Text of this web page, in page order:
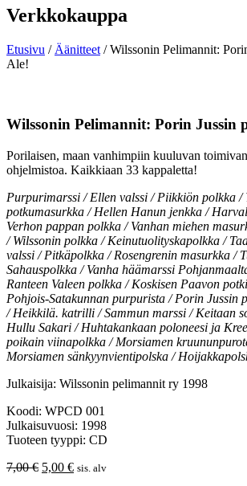
Verkkokauppa
Etusivu / Äänitteet / Wilssonin Pelimannit:
Ale!
Wilssonin Pelimannit: Porin Jussin
Porilaisen, maan vanhimpiin kuuluvan
ohjelmistoa. Kaikkiaan 33 kappaletta!
Purpurimarssi / Ellen valssi / Piikkiön polkka /
potkumasurkka / Hellen Hanun jenkka /
Verhon pappan polkka / Vanhan miehen
/ Wilssonin polkka / Keinutuolityskapolkka /
valssi / Pitkäpolkka / Rosengrenin masurkka /
Sahauspolkka / Vanha häämarssi
Ranteen Valeen polkka / Koskisen Paavon
Pohjois-Satakunnan purpurista / Porin Jussin
/ Heikkilä. katrilli / Sammun marssi / Keitaan
Hullu Sakari / Huhtakankaan poloneesi ja
poikain viinapolkka / Morsiamen
Morsiamen sänkyynvientipolska /
Julkaisija: Wilssonin pelimannit ry 1998
Koodi: WPCD 001
Julkaisuvuosi: 1998
Tuoteen tyyppi: CD
7,00€ Alkuperäinen
5,00 €Nykyinen
sis. alv